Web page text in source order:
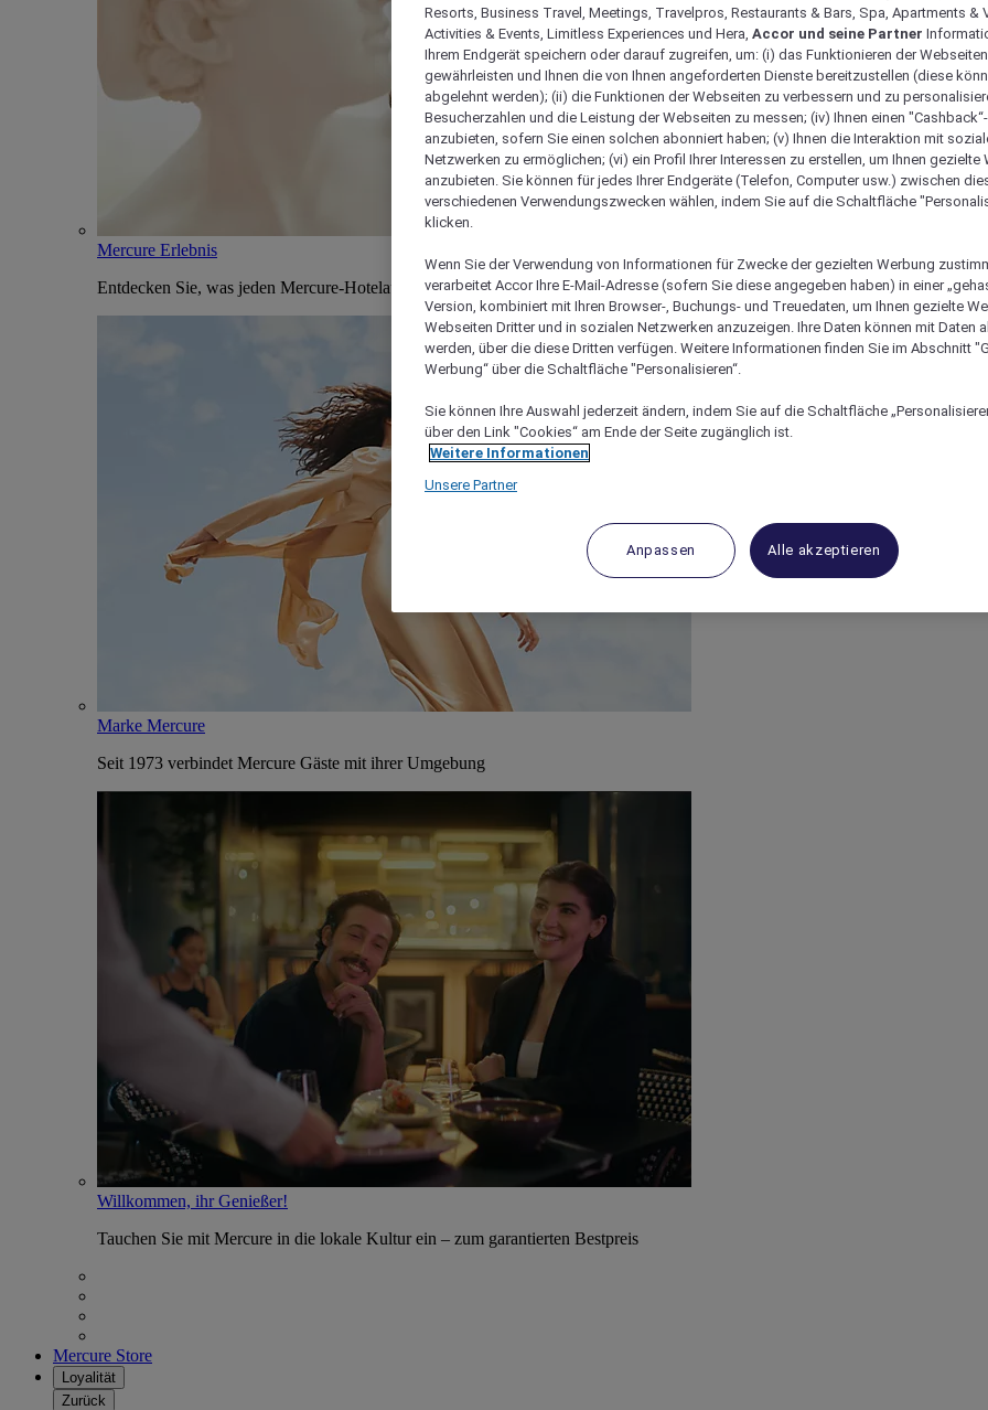
Mercure Erlebnis
Entdecken Sie, was jeden Mercure-Hotelaufenthalt einzigartig macht
Marke Mercure
Seit 1973 verbindet Mercure Gäste mit ihrer Umgebung
Willkommen, ihr Genießer!
Tauchen Sie mit Mercure in die lokale Kultur ein – zum garantierten Bestpreis
Mercure Store
Loyalität
Zurück
Resorts, Business Travel, Meetings, Travelpros, Restaurants & Bars, Spa, Apartments &
Activities & Events, Limitless Experiences und Hera, Accor und seine Partner
Ihrem Endgerät speichern oder darauf zugreifen, um: (i) das Funktionieren der
gewährleisten und Ihnen die von Ihnen angeforderten Dienste bereitzustellen (diese
abgelehnt werden); (ii) die Funktionen der Webseiten zu verbessern und zu
Besucherzahlen und die Leistung der Webseiten zu messen; (iv) Ihnen einen
anzubieten, sofern Sie einen solchen abonniert haben; (v) Ihnen die Interaktion mit
Netzwerken zu ermöglichen; (vi) ein Profil Ihrer Interessen zu erstellen, um Ihnen gezielte
anzubieten. Sie können für jedes Ihrer Endgeräte (Telefon, Computer usw.) zwischen
verschiedenen Verwendungszwecken wählen, indem Sie auf die Schaltfläche
klicken.
Wenn Sie der Verwendung von Informationen für Zwecke der gezielten Werbung
verarbeitet Accor Ihre E-Mail-Adresse (sofern Sie diese angegeben haben) in einer
Version, kombiniert mit Ihren Browser-, Buchungs- und Treuedaten, um Ihnen gezielte
Webseiten Dritter und in sozialen Netzwerken anzuzeigen. Ihre Daten können mit Daten
werden, über die diese Dritten verfügen. Weitere Informationen finden Sie im Abschnitt
Werbung“ über die Schaltfläche "Personalisieren“.
Sie können Ihre Auswahl jederzeit ändern, indem Sie auf die Schaltfläche
über den Link "Cookies“ am Ende der Seite zugänglich ist.
Weitere Informationen
Unsere Partner
Anpassen Alle akzeptieren